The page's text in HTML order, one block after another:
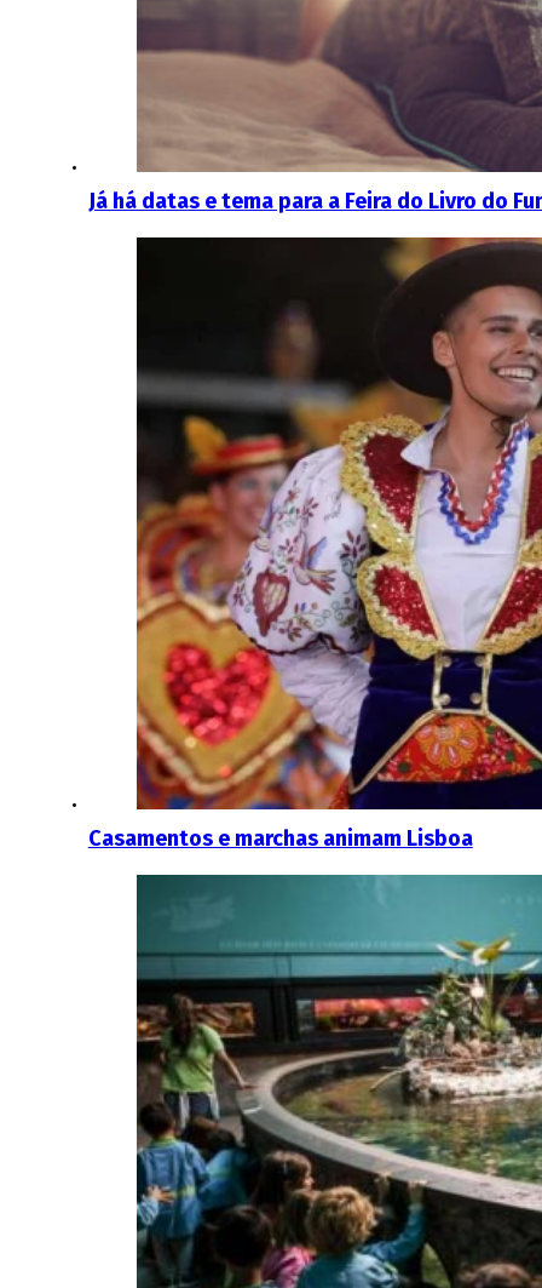
Já há datas e tema para a Feira do Livro do
Casamentos e marchas animam Lisboa